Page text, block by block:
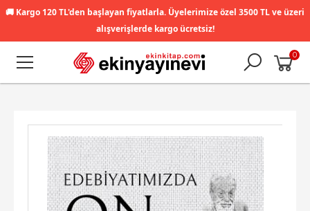
🚚 Kargo 120 TL'den başlayan fiyatlarla. Üyelerimize özel 3500 TL ve üzeri
alışverişlerde kargo ücretsiz!
0